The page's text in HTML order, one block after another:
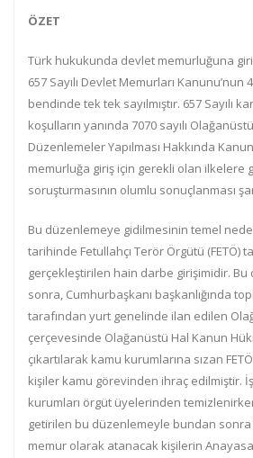
ÖZET
Türk hukukunda devlet memurluğuna
657 Sayılı Devlet Memurları Kanunu’nun
bendinde tek tek sayılmıştır. 657 Sayılı
koşulların yanında 7070 sayılı
Düzenlemeler Yapılması Hakkında
memurluğa giriş için gerekli olan ilkelere
soruşturmasının olumlu sonuçlanması
Bu düzenlemeye gidilmesinin temel
tarihinde Fetullahçı Terör Örgütü (FETÖ)
gerçekleştirilen hain darbe girişimidir.
sonra, Cumhurbaşkanı başkanlığında
tarafından yurt genelinde ilan edilen
çerçevesinde Olağanüstü Hal Kanun
çıkartılarak kamu kurumlarına sızan
kişiler kamu görevinden ihraç edilmiştir.
kurumları örgüt üyelerinden
getirilen bu düzenlemeyle bundan sonra
memur olarak atanacak kişilerin